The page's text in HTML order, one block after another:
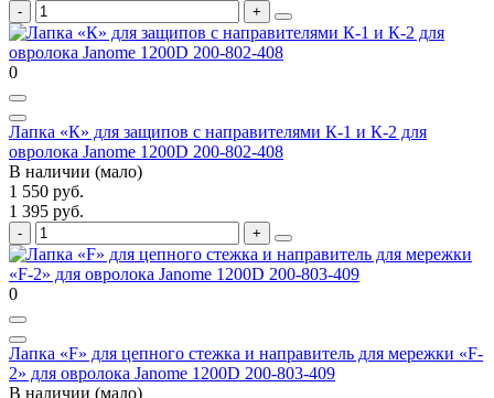
0
Лапка «К» для защипов с направителями К-1 и К-2 для
овролока Janome 1200D 200-802-408
В наличии (мало)
1 550 руб.
1 395 руб.
0
Лапка «F» для цепного стежка и направитель для мережки «F-
2» для овролока Janome 1200D 200-803-409
В наличии (мало)